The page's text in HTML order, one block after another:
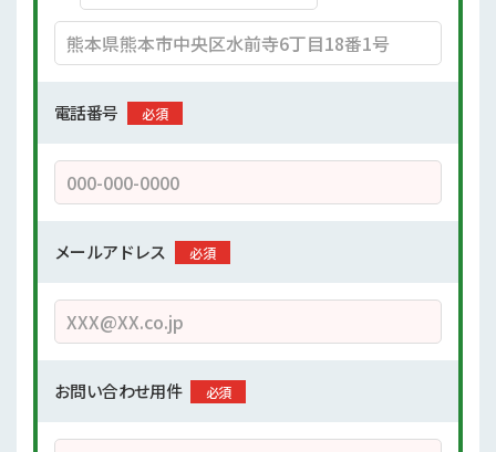
電話番号 必須
メールアドレス 必須
お問い合わせ用件 必須